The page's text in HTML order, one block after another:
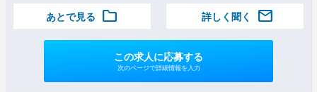
あとで見る folder 詳しく聞く mail
この求人に応募する
次のページで詳細情報を入力